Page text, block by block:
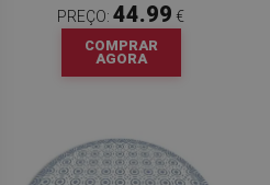
PREÇO: 44.99 €
COMPRAR
AGORA